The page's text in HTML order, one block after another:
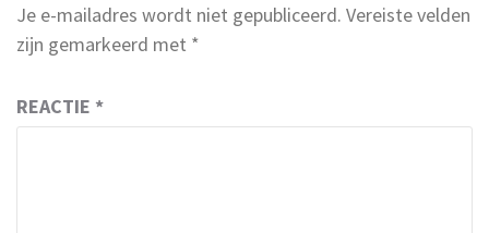
Je e-mailadres wordt niet gepubliceerd. Vereiste velden
zijn gemarkeerd met *
REACTIE *